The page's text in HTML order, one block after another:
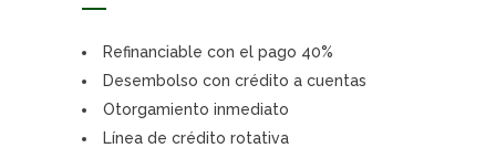
Refinanciable con el pago 40%
Desembolso con crédito a cuentas
Otorgamiento inmediato
Línea de crédito rotativa